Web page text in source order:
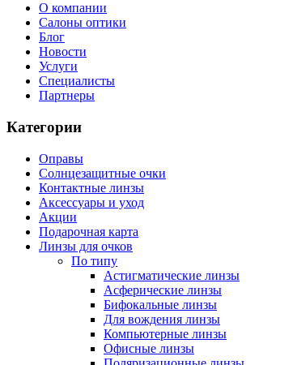
О компании
Салоны оптики
Блог
Новости
Услуги
Специалисты
Партнеры
Категории
Оправы
Солнцезащитные очки
Контактные линзы
Аксессуары и уход
Акции
Подарочная карта
Линзы для очков
По типу
Астигматические линзы
Асферические линзы
Бифокальные линзы
Для вождения линзы
Компьютерные линзы
Офисные линзы